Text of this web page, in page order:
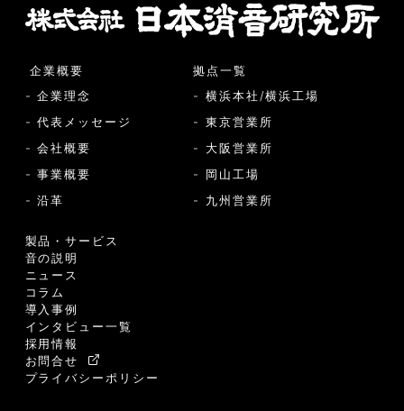
企業概要
- 企業理念
- 代表メッセージ
- 会社概要
- 事業概要
- 沿革
製品・サービス
音の説明
ニュース
コラム
導入事例
インタビュー一覧
採用情報
お問合せ
プライバシーポリシー
拠点一覧
- 横浜本社/横浜工場
- 東京営業所
- 大阪営業所
- 岡山工場
- 九州営業所